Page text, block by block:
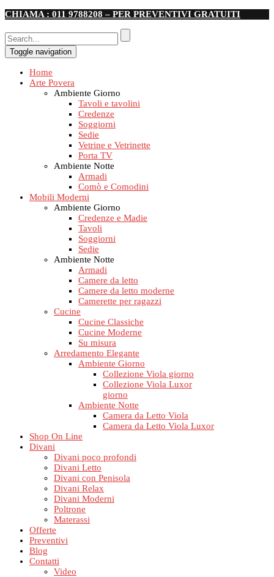
CHIAMA : 011 9788208 – PER PREVENTIVI GRATUITI
Toggle navigation
Home
Arte Povera
Ambiente Giorno
Tavoli e tavolini
Credenze
Soggiorni
Sedie
Vetrine e Vetrinette
Porta TV
Ambiente Notte
Armadi
Comò e Comodini
Mobili Moderni
Ambiente Giorno
Credenze e Madie
Tavoli
Soggiorni
Sedie
Ambiente Notte
Armadi
Camere da letto
Camere da letto moderne
Camerette per ragazzi
Cucine
Cucine Classiche
Cucine Moderne
Su misura
Arredamento Elegante
Ambiente Giorno
Collezione Viola giorno
Collezione Viola Luxor
giorno
Ambiente Notte
Camera da Letto Viola
Camera da Letto Viola Luxor
Shop On Line
Divani
Divani poco profondi
Divani Letto
Divani con Penisola
Divani Relax
Divani Moderni
Poltrone
Materassi
Offerte
Preventivi
Blog
Contatti
Video